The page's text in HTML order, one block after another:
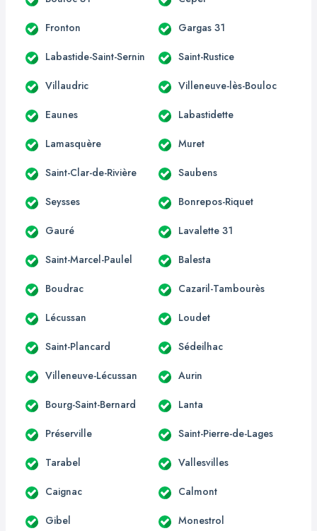
Fronton Gargas 31
Labastide-Saint-Sernin Saint-Rustice
Villaudric Villeneuve-lès-Bouloc
Eaunes Labastidette
Lamasquère Muret
Saint-Clar-de-Rivière Saubens
Seysses Bonrepos-Riquet
Gauré Lavalette 31
Saint-Marcel-Paulel Balesta
Boudrac Cazaril-Tambourès
Lécussan Loudet
Saint-Plancard Sédeilhac
Villeneuve-Lécussan Aurin
Bourg-Saint-Bernard Lanta
Préserville Saint-Pierre-de-Lages
Tarabel Vallesvilles
Caignac Calmont
Gibel Monestrol